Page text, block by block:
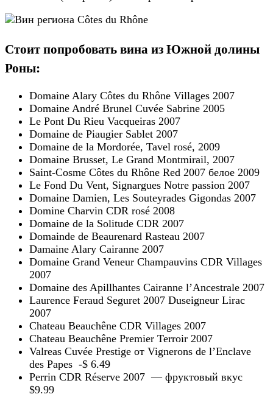
Стоит попробовать вина из Южной долины
Роны:
Domaine Alary Côtes du Rhône Villages 2007
Domaine André Brunel Cuvée Sabrine 2005
Le Pont Du Rieu Vacqueiras 2007
Domaine de Piaugier Sablet 2007
Domaine de la Mordorée, Tavel rosé, 2009
Domaine Brusset, Le Grand Montmirail, 2007
Saint-Cosme Côtes du Rhône Red 2007 белое 2009
Le Fond Du Vent, Signargues Notre passion 2007
Domaine Damien, Les Souteyrades Gigondas 2007
Domine Charvin CDR rosé 2008
Domaine de la Solitude CDR 2007
Domainde de Beaurenard Rasteau 2007
Damaine Alary Cairanne 2007
Domaine Grand Veneur Champauvins CDR Villages
2007
Domaine des Apillhantes Cairanne l’Ancestrale 2007
Laurence Feraud Seguret 2007 Duseigneur Lirac
2007
Chateau Beauchêne CDR Villages 2007
Chateau Beauchêne Premier Terroir 2007
Valreas Cuvée Prestige от Vignerons de l’Enclave
des Papes -$ 6.49
Perrin CDR Réserve 2007 — фруктовый вкус
$9.99